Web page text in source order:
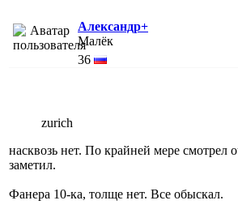
Александр+
Малёк
36
zurich
насквозь нет. По крайней мере смотрел
заметил.
Фанера 10-ка, толще нет. Все обыскал.